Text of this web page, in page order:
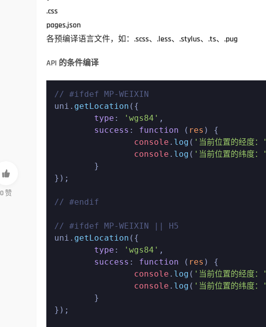
.css
pages.json
各预编译语言文件，如：.scss、.less、.stylus、.ts、.pug
API 的条件编译
// #ifdef MP-WEIXIN
uni. getLocation ({
type : 'wgs84' ,
success : function ( res ) {
console . log ( '当前位置的经度：'
console . log ( '当前位置的纬度：'
});
// #endif
// #ifdef MP-WEIXIN || H5
uni. getLocation ({
type : 'wgs84' ,
success : function ( res ) {
console . log ( '当前位置的经度：'
console . log ( '当前位置的纬度：'
});

0 赞